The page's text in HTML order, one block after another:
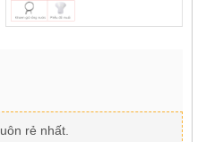
rẻ nhất.